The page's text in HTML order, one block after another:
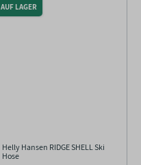
AUF LAGER
Helly Hansen RIDGE SHELL Ski
Hose